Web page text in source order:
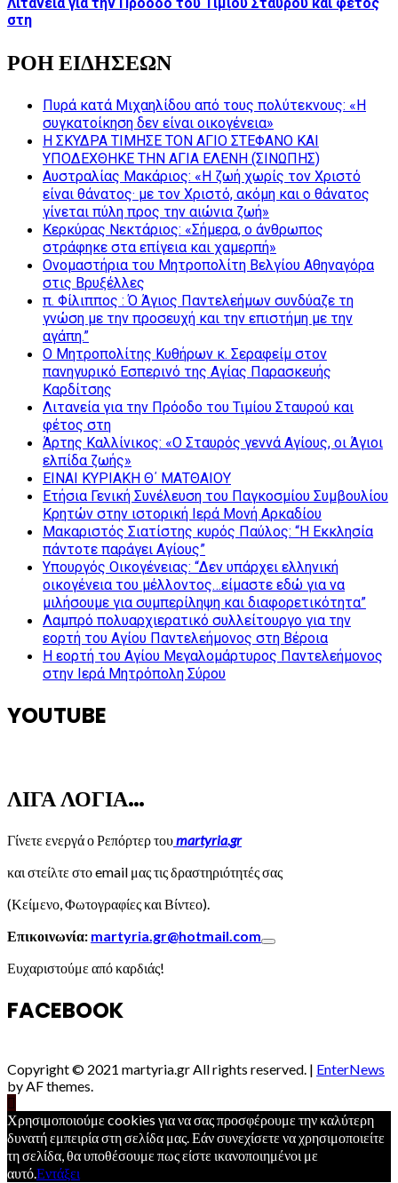
στη
ΡΟΗ ΕΙΔΗΣΕΩΝ
Πυρά κατά Μιχαηλίδου από τους πολύτεκνους: «Η
συγκατοίκηση δεν είναι οικογένεια»
Η ΣΚΥΔΡΑ ΤΙΜΗΣΕ ΤΟΝ ΑΓΙΟ ΣΤΕΦΑΝΟ ΚΑΙ
ΥΠΟΔΕΧΘΗΚΕ ΤΗΝ ΑΓΙΑ ΕΛΕΝΗ (ΣΙΝΩΠΗΣ)
Αυστραλίας Μακάριος: «Η ζωή χωρίς τον Χριστό
είναι θάνατος· με τον Χριστό, ακόμη και ο θάνατος
γίνεται πύλη προς την αιώνια ζωή»
Κερκύρας Νεκτάριος: «Σήμερα, ο άνθρωπος
στράφηκε στα επίγεια και χαμερπή»
Ονομαστήρια του Μητροπολίτη Βελγίου Αθηναγόρα
στις Βρυξέλλες
π. Φίλιππος : Ό Άγιος Παντελεήμων συνδύαζε τη
γνώση με την προσευχή και την επιστήμη με την
αγάπη.”
Ο Μητροπολίτης Κυθήρων κ. Σεραφείμ στον
πανηγυρικό Εσπερινό της Αγίας Παρασκευής
Καρδίτσης
Λιτανεία για την Πρόοδο του Τιμίου Σταυρού και
φέτος στη
Άρτης Καλλίνικος: «Ο Σταυρός γεννά Αγίους, οι Άγιοι
ελπίδα ζωής»
ΕΙΝΑΙ ΚΥΡΙΑΚΗ Θ΄ ΜΑΤΘΑΙΟΥ
Ετήσια Γενική Συνέλευση του Παγκοσμίου Συμβουλίου
Κρητών στην ιστορική Ιερά Μονή Αρκαδίου
Μακαριστός Σιατίστης κυρός Παύλος: “Η Εκκλησία
πάντοτε παράγει Αγίους”
Υπουργός Οικογένειας: “Δεν υπάρχει ελληνική
οικογένεια του μέλλοντος…είμαστε εδώ για να
μιλήσουμε για συμπερίληψη και διαφορετικότητα”
Λαμπρό πολυαρχιερατικό συλλείτουργο για την
εορτή του Αγίου Παντελεήμονος στη Βέροια
Η εορτή του Αγίου Μεγαλομάρτυρος Παντελεήμονος
στην Ιερά Μητρόπολη Σύρου
YOUTUBE
ΛΙΓΑ ΛΟΓΙΑ…
Γίνετε ενεργά ο Ρεπόρτερ τουmartyria.gr
και στείλτε στο email μας τις δραστηριότητές σας
(Κείμενο, Φωτογραφίες και Βίντεο).
Επικοινωνία: martyria.gr@hotmail.com
Ευχαριστούμε από καρδιάς!
FACEBOOK
Copyright © 2021 martyria.gr All rights reserved. | EnterNews
by AF themes.
Χρησιμοποιούμε cookies για να σας προσφέρουμε την καλύτερη
δυνατή εμπειρία στη σελίδα μας. Εάν συνεχίσετε να χρησιμοποιείτε
τη σελίδα, θα υποθέσουμε πως είστε ικανοποιημένοι με
αυτό.Εντάξει